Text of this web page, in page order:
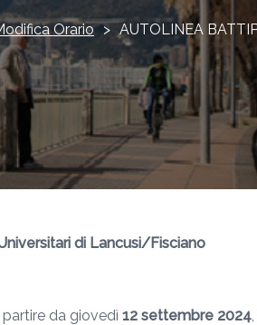
Orario > AUTOLINEA
di Lancusi/Fisciano
partire da giovedì 12 settembre 2024